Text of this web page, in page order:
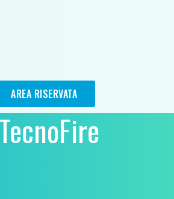
AREA RISERVATA